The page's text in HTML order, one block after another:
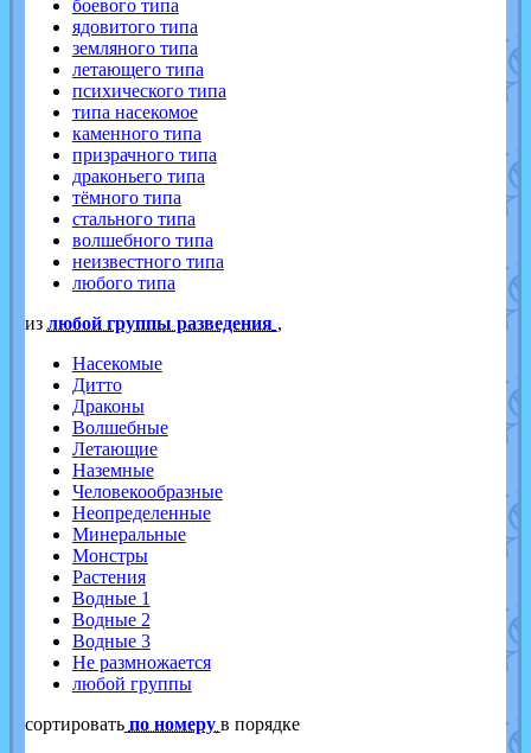
боевого типа
ядовитого типа
земляного типа
летающего типа
психического типа
типа насекомое
каменного типа
призрачного типа
драконьего типа
тёмного типа
стального типа
волшебного типа
неизвестного типа
любого типа
из любой группы разведения ,
Насекомые
Дитто
Драконы
Волшебные
Летающие
Наземные
Человекообразные
Неопределенные
Минеральные
Монстры
Растения
Водные 1
Водные 2
Водные 3
Не размножается
любой группы
cортировать по номеру в порядке